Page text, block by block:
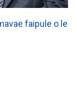
faipule o le